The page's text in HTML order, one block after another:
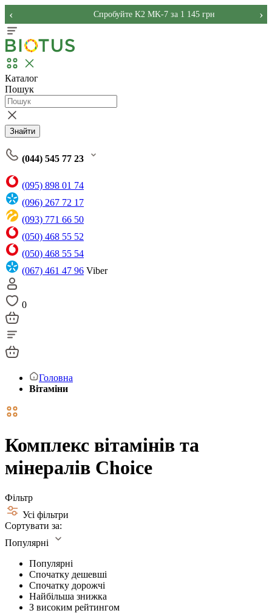
Спробуйте K2 MK-7 за 1 145 грн
‹ ›
Каталог
Пошук
Знайти
(044) 545 77 23
(095) 898 01 74
(096) 267 72 17
(093) 771 66 50
(050) 468 55 52
(050) 468 55 54
(067) 461 47 96 Viber
0
Головна
Вітаміни
Комплекс вітамінів та
мінералів Choice
Фільтр
Усі фільтри
Сортувати за:
Популярні
Популярні
Спочатку дешевші
Спочатку дорожчі
Найбільша знижка
З високим рейтингом